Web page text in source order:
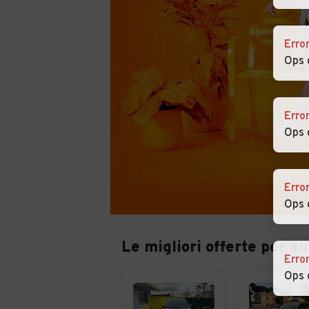
Le migliori offerte per
Error
Ops
Error
Ops
Error
Ops
Error
Ops